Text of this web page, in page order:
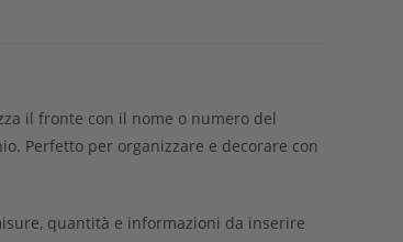
il fronte con il nome o numero del
Perfetto per organizzare e decorare con
quantità e informazioni da inserire